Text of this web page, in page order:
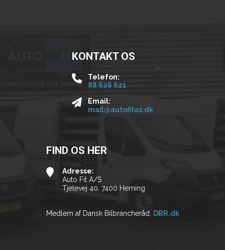
KONTAKT OS
Telefon:
88 626 621
Email:
mail@autofitas.dk
FIND OS HER
Adresse:
Auto Fit A/S
Tjelevej 40, 7400 Herning
Medlem af Dansk Bilbrancheråd, DBR.dk